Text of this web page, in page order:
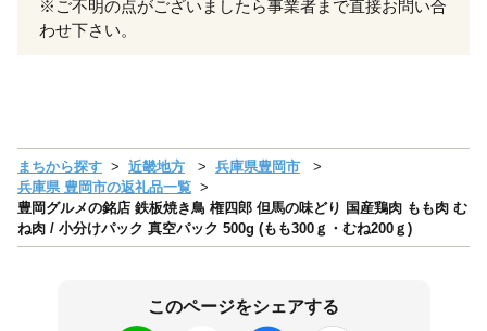
※ご不明の点がございましたら事業者まで直接お問い合
わせ下さい。
まちから探す 近畿地方
兵庫県豊岡市
兵庫県 豊岡市の返礼品一覧
豊岡グルメの銘店 鉄板焼き鳥 権四郎 但馬の味どり 国産鶏肉 もも肉 む
ね肉 / 小分けパック 真空パック 500g (もも300ｇ・むね200ｇ)
このページをシェアする